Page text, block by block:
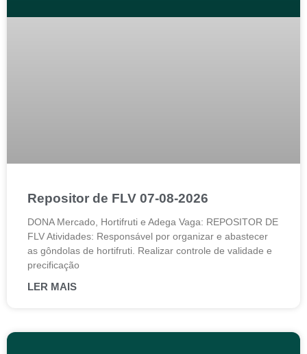
Repositor de FLV 07-08-2026
DONA Mercado, Hortifruti e Adega Vaga: REPOSITOR DE
FLV Atividades: Responsável por organizar e abastecer
as gôndolas de hortifruti. Realizar controle de validade e
precificação
LER MAIS